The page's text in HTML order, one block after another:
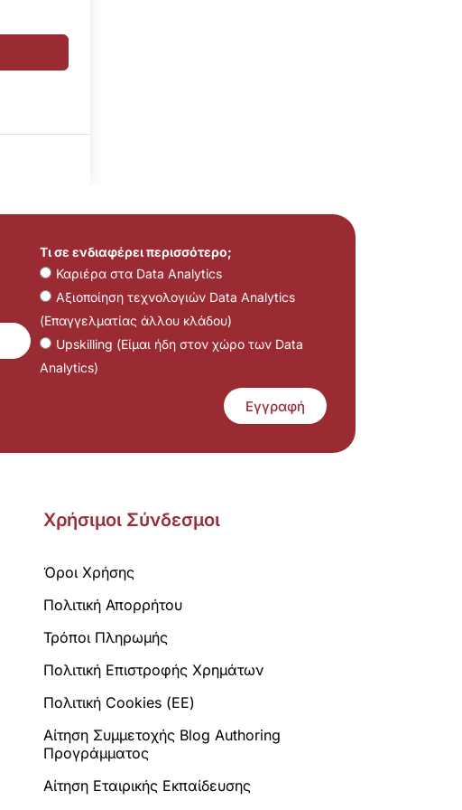
Τι σε ενδιαφέρει περισσότερο;
Καριέρα στα Data Analytics
Αξιοποίηση τεχνολογιών Data Analytics
(Επαγγελματίας άλλου κλάδου)
Upskilling (Είμαι ήδη στον χώρο των Data
Analytics)
Εγγραφή
Χρήσιμοι Σύνδεσμοι
Όροι Χρήσης
Πολιτική Απορρήτου
Τρόποι Πληρωμής
Πολιτική Επιστροφής Χρημάτων
Πολιτική Cookies (ΕΕ)
Αίτηση Συμμετοχής Blog Authoring
Προγράμματος
Αίτηση Εταιρικής Εκπαίδευσης